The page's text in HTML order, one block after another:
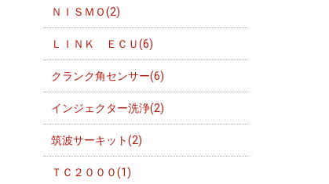
ＮＩＳＭＯ(2)
ＬＩＮＫ ＥＣＵ(6)
クランク角センサー(6)
インジェクター洗浄(2)
筑波サーキット(2)
ＴＣ２０００(1)